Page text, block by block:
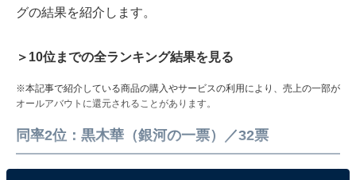
グの結果を紹介します。
＞10位までの全ランキング結果を見る
※本記事で紹介している商品の購入やサービスの利用により、売上の一部が
オールアバウトに還元されることがあります。
同率2位：黒木華（銀河の一票）／32票